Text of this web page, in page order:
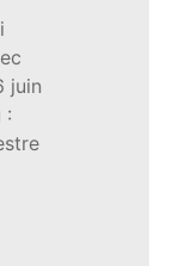
juin
: